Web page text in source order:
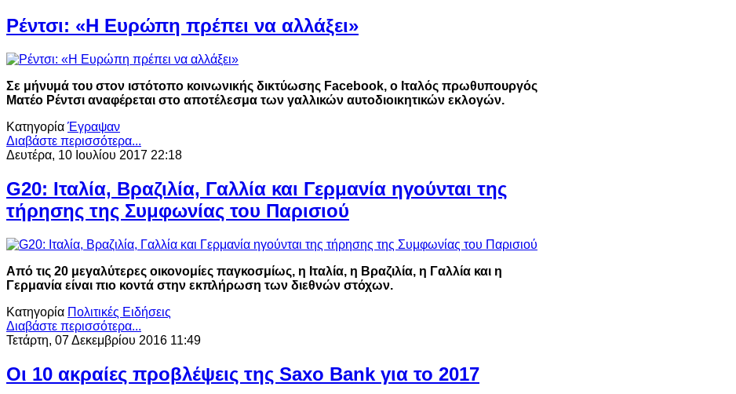
Ρέντσι: «Η Ευρώπη πρέπει να αλλάξει»
Σε μήνυμά του στον ιστότοπο κοινωνικής δικτύωσης Facebook, ο Ιταλός πρωθυπουργός
Ματέο Ρέντσι αναφέρεται στο αποτέλεσμα των γαλλικών αυτοδιοικητικών εκλογών.
Κατηγορία Έγραψαν
Διαβάστε περισσότερα...
Δευτέρα, 10 Ιουλίου 2017 22:18
G20: Ιταλία, Βραζιλία, Γαλλία και Γερμανία ηγούνται της
τήρησης της Συμφωνίας του Παρισιού
Από τις 20 μεγαλύτερες οικονομίες παγκοσμίως, η Ιταλία, η Βραζιλία, η Γαλλία και η
Γερμανία είναι πιο κοντά στην εκπλήρωση των διεθνών στόχων.
Κατηγορία Πολιτικές Ειδήσεις
Διαβάστε περισσότερα...
Τετάρτη, 07 Δεκεμβρίου 2016 11:49
Οι 10 ακραίες προβλέψεις της Saxo Bank για το 2017